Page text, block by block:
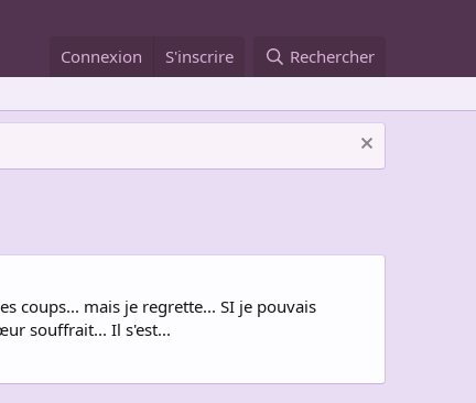
Connexion S'inscrire Rechercher
coups... mais je regrette... SI je pouvais
souffrait... Il s'est...